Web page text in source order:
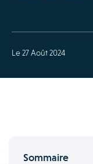
Le 27 Août 2024
Sommaire